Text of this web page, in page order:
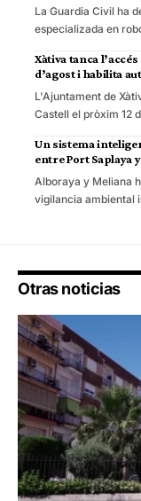
La Guardia Civil ha
especializada en
Xàtiva tanca
d’agost i habilita
L'Ajuntament de
Castell el pròxim 12
Un sistema
entre Port Saplaya
Alboraya y Meliana
vigilancia ambiental
Otras noticias